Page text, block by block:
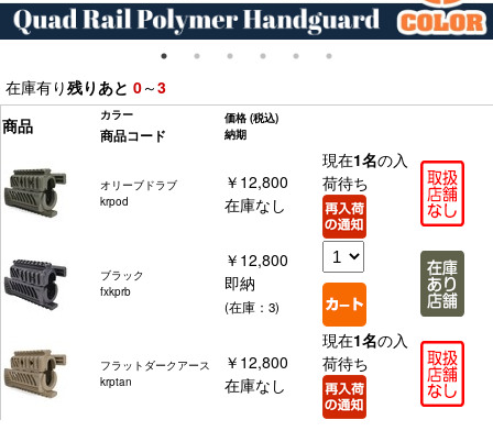
在庫有り残りあと 0～3
商品
カラー
商品コード
価格 (税込)
納期
オリーブドラブ
krpod
￥12,800
在庫なし
現在1名の入
荷待ち
ブラック
fxkprb
￥12,800
即納
(在庫：3)
フラットダークアース
krptan
￥12,800
在庫なし
現在1名の入
荷待ち